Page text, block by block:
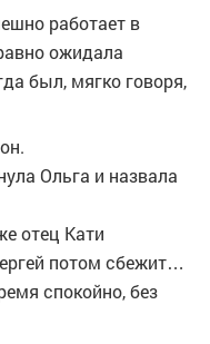
работает в
ожидала
был, мягко говоря,
Ольга и назвала
отец Кати
потом сбежит…
спокойно, без